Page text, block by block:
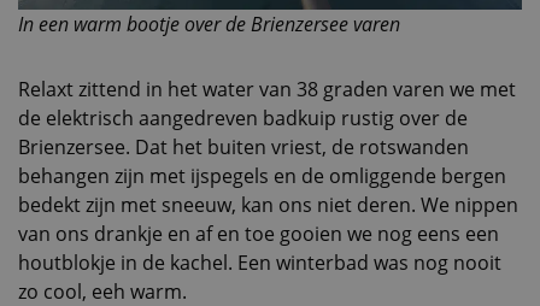
In een warm bootje over de Brienzersee varen
Relaxt zittend in het water van 38 graden varen we met
de elektrisch aangedreven badkuip rustig over de
Brienzersee. Dat het buiten vriest, de rotswanden
behangen zijn met ijspegels en de omliggende bergen
bedekt zijn met sneeuw, kan ons niet deren. We nippen
van ons drankje en af en toe gooien we nog eens een
houtblokje in de kachel. Een winterbad was nog nooit
zo cool, eeh warm.